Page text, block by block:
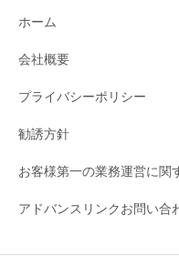
ホーム
会社概要
プライバシーポリシー
勧誘方針
お客様第一の業務運営に関
アドバンスリンクお問い合